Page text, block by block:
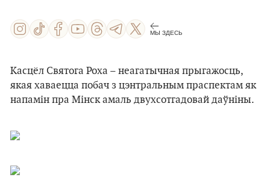
МЫ ЗДЕСЬ
Касцёл Святога Роха – неагатычная прыгажосць,
якая хаваецца побач з цэнтральным праспектам як
напамін пра Мінск амаль двухсотгадовай даўніны.